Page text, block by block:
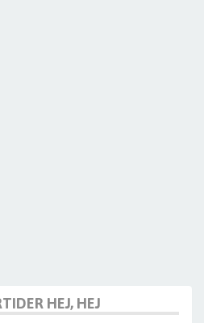
HEJ, HEJ